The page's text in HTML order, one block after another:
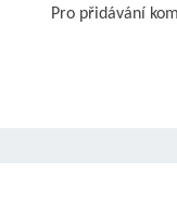
Pro přidávání